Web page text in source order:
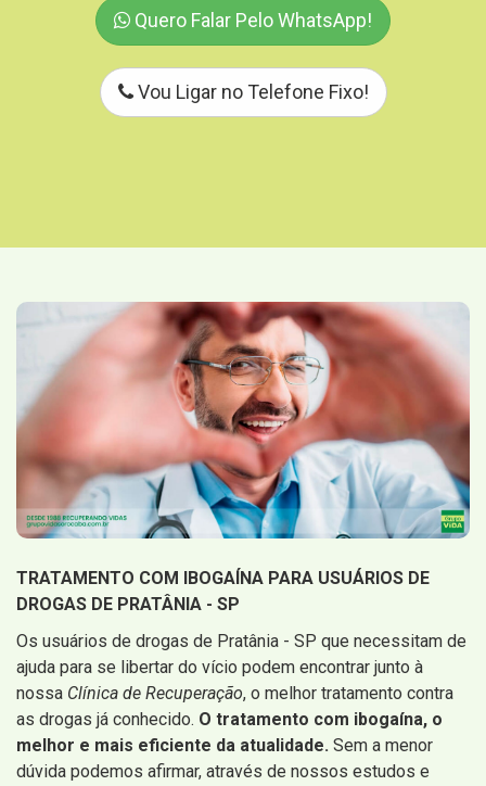
Quero Falar Pelo WhatsApp!
Vou Ligar no Telefone Fixo!
TRATAMENTO COM IBOGAÍNA PARA USUÁRIOS DE
DROGAS DE PRATÂNIA - SP
Os usuários de drogas de Pratânia - SP que necessitam de
ajuda para se libertar do vício podem encontrar junto à
nossa Clínica de Recuperação, o melhor tratamento contra
as drogas já conhecido. O tratamento com ibogaína, o
melhor e mais eficiente da atualidade. Sem a menor
dúvida podemos afirmar, através de nossos estudos e